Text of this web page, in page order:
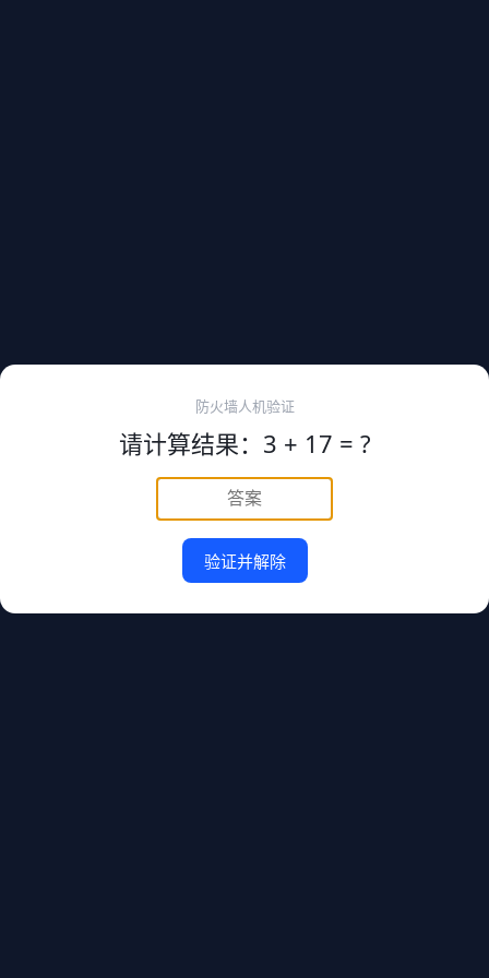
防火墙人机验证
请计算结果：3 + 17 = ?
验证并解除